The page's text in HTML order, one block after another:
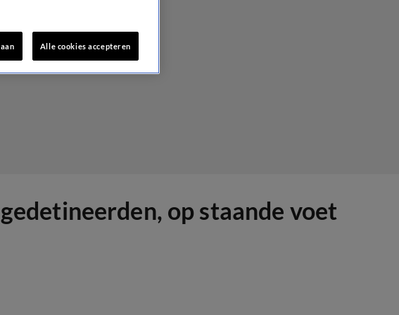
op staande voet
Alle cookies accepteren